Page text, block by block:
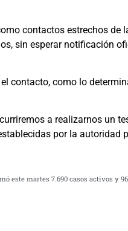
contactos estrechos de
sin esperar notificación
contacto, como lo
a realizarnos un
por la autoridad
este martes 7.690 casos activos y